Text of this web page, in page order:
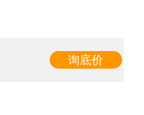
询底价